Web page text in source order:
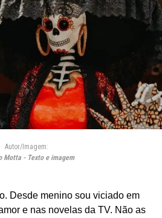
Autor/Imagem:
Motta - Texto e imagem
Desde menino sou viciado em
e nas novelas da TV. Não as